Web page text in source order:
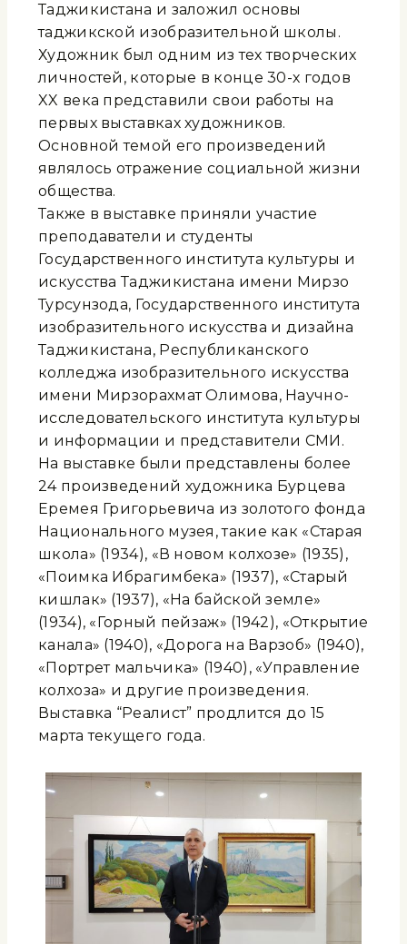
Таджикистана и заложил основы
таджикской изобразительной школы.
Художник был одним из тех творческих
личностей, которые в конце 30-х годов
XX века представили свои работы на
первых выставках художников.
Основной темой его произведений
являлось отражение социальной жизни
общества.
Также в выставке приняли участие
преподаватели и студенты
Государственного института культуры и
искусства Таджикистана имени Мирзо
Турсунзода, Государственного института
изобразительного искусства и дизайна
Таджикистана, Республиканского
колледжа изобразительного искусства
имени Мирзорахмат Олимова, Научно-
исследовательского института культуры
и информации и представители СМИ.
На выставке были представлены более
24 произведений художника Бурцева
Еремея Григорьевича из золотого фонда
Национального музея, такие как «Старая
школа» (1934), «В новом колхозе» (1935),
«Поимка Ибрагимбека» (1937), «Старый
кишлак» (1937), «На байской земле»
(1934), «Горный пейзаж» (1942), «Открытие
канала» (1940), «Дорога на Варзоб» (1940),
«Портрет мальчика» (1940), «Управление
колхоза» и другие произведения.
Выставка “Реалист” продлится до 15
марта текущего года.